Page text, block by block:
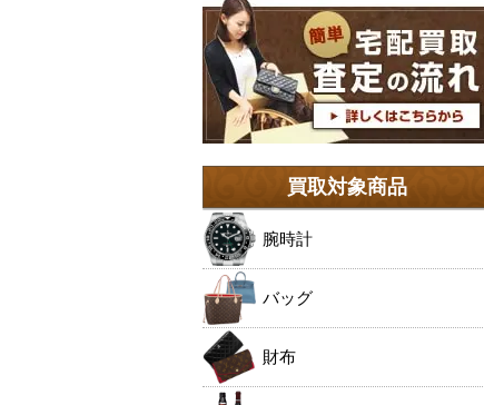
買取対象商品
腕時計
バッグ
財布